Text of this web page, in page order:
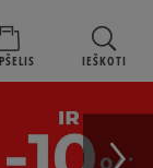
IEŠKOTI